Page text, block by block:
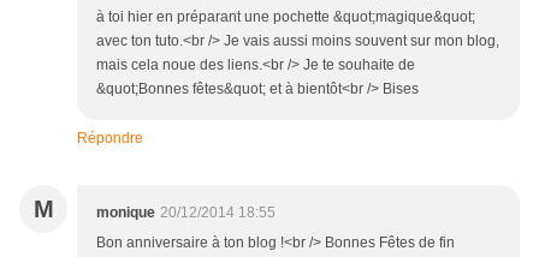
à toi hier en préparant une pochette &quot;magique&quot;
avec ton tuto.<br /> Je vais aussi moins souvent sur mon blog,
mais cela noue des liens.<br /> Je te souhaite de
&quot;Bonnes fêtes&quot; et à bientôt<br /> Bises
Répondre
M monique 20/12/2014 18:55
Bon anniversaire à ton blog !<br /> Bonnes Fêtes de fin